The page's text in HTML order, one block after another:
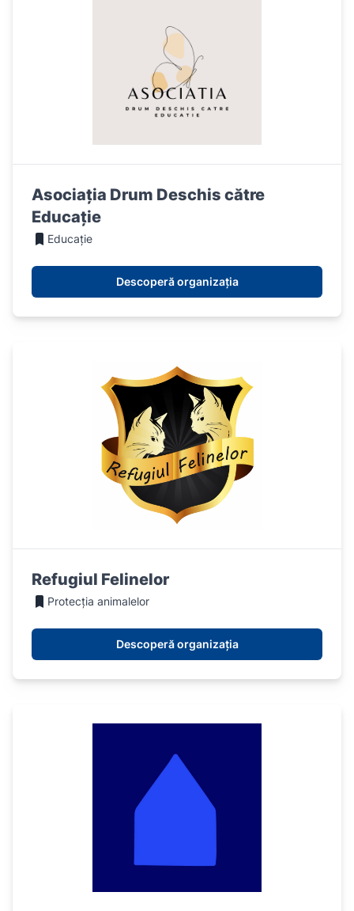
Asociația Drum Deschis către
Educație
Educație
Descoperă organizația
Refugiul Felinelor
Protecția animalelor
Descoperă organizația